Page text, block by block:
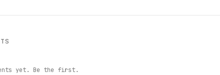
yet. Be the first.